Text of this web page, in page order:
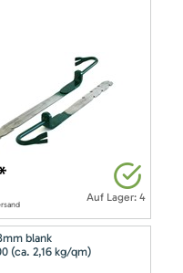
Auf Lager: 4
blank
(ca. 2,16 kg/qm)